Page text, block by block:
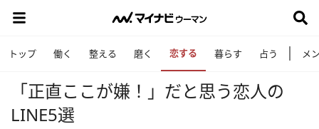
トップ 働く 整える 磨く 恋する 暮らす 占う メ
「正直ここが嫌！」だと思う恋人の
LINE5選